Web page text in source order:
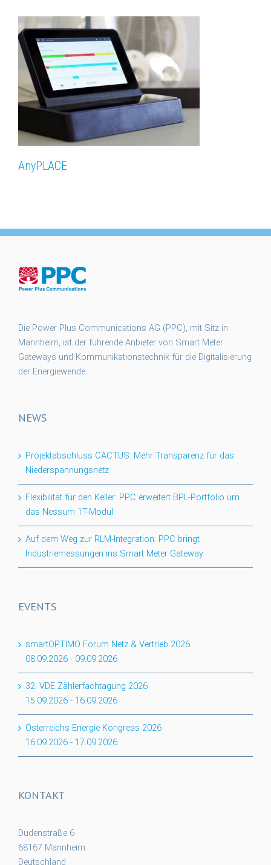
AnyPLACE
Die Power Plus Communications AG (PPC), mit Sitz in
Mannheim, ist der führende Anbieter von Smart Meter
Gateways und Kommunikationstechnik für die Digitalisierung
der Energiewende.
NEWS
Projektabschluss CACTUS: Mehr Transparenz für das
Niederspannungsnetz
Flexibilität für den Keller: PPC erweitert BPL-Portfolio um
das Nessum 1T-Modul
Auf dem Weg zur RLM-Integration: PPC bringt
Industriemessungen ins Smart Meter Gateway
EVENTS
smartOPTIMO Forum Netz & Vertrieb 2026
08.09.2026 - 09.09.2026
32. VDE Zählerfachtagung 2026
15.09.2026 - 16.09.2026
Österreichs Energie Kongress 2026
16.09.2026 - 17.09.2026
KONTAKT
Dudenstraße 6
68167 Mannheim
Deutschland